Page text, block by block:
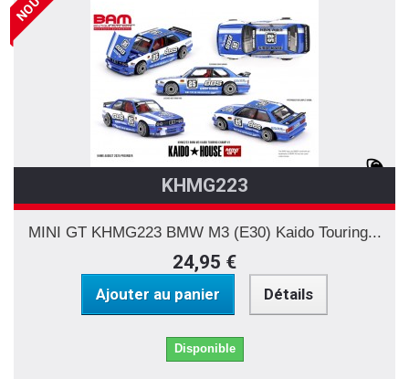
KHMG223
MINI GT KHMG223 BMW M3 (E30) Kaido Touring...
24,95 €
Ajouter au panier Détails
Disponible